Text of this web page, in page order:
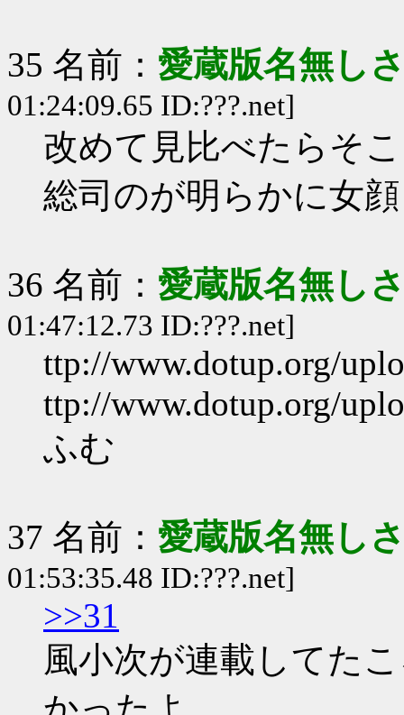
35 名前： 愛蔵版名無し
01:24:09.65 ID:???.net]
改めて見比べたらそ
総司のが明らかに女
36 名前： 愛蔵版名無し
01:47:12.73 ID:???.net]
ttp://www.dotup.org/
ttp://www.dotup.org/
ふむ
37 名前： 愛蔵版名無し
01:53:35.48 ID:???.net]
>>31
風小次が連載してた